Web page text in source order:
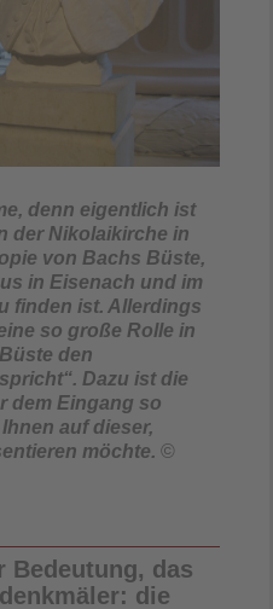
denn eigentlich ist
der Nikolaikirche in
von Bachs Büste,
in Eisenach und im
finden ist. Allerdings
so große Rolle in
den
Dazu ist die
dem Eingang so
auf dieser,
möchte. ©
Bedeutung, das
die